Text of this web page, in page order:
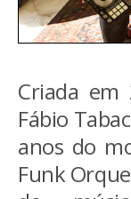
Criada
Fábio
anos do
Funk